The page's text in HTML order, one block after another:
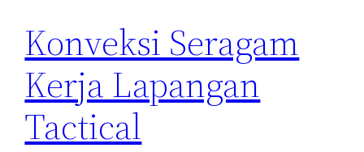
Konveksi Seragam
Kerja Lapangan
Tactical